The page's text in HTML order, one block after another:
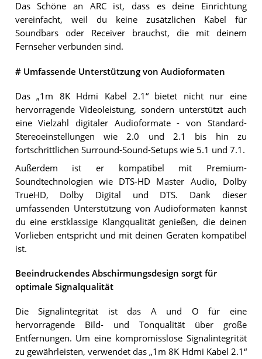
Das Schöne an ARC ist, dass es deine Einrichtung
vereinfacht, weil du keine zusätzlichen Kabel für
Soundbars oder Receiver brauchst, die mit deinem
Fernseher verbunden sind.
# Umfassende Unterstützung von Audioformaten
Das „1m 8K Hdmi Kabel 2.1“ bietet nicht nur eine
hervorragende Videoleistung, sondern unterstützt auch
eine Vielzahl digitaler Audioformate - von Standard-
Stereoeinstellungen wie 2.0 und 2.1 bis hin zu
fortschrittlichen Surround-Sound-Setups wie 5.1 und 7.1.
Außerdem ist er kompatibel mit Premium-
Soundtechnologien wie DTS-HD Master Audio, Dolby
TrueHD, Dolby Digital und DTS. Dank dieser
umfassenden Unterstützung von Audioformaten kannst
du eine erstklassige Klangqualität genießen, die deinen
Vorlieben entspricht und mit deinen Geräten kompatibel
ist.
Beeindruckendes Abschirmungsdesign sorgt für
optimale Signalqualität
Die Signalintegrität ist das A und O für eine
hervorragende Bild- und Tonqualität über große
Entfernungen. Um eine kompromisslose Signalintegrität
zu gewährleisten, verwendet das „1m 8K Hdmi Kabel 2.1“